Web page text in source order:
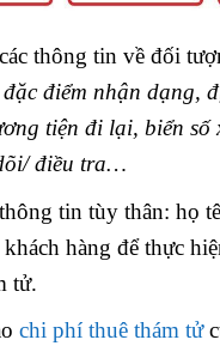
thông tin về đối
điểm nhận dạng,
tiện đi lại, biển số
điều tra…
tin tùy thân: họ
hàng để thực
tử.
chi phí thuê thám tử